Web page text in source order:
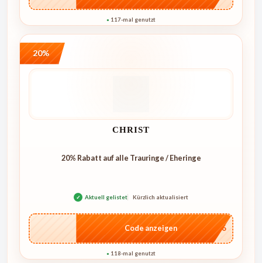
● 117-mal genutzt
20%
CHRIST
20% Rabatt auf alle Trauringe / Eheringe
✓ Aktuell gelistet Kürzlich aktualisiert
…IT26
Code anzeigen
● 118-mal genutzt